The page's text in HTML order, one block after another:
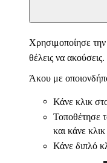
Χρησιμοποίησε την
θέλεις να ακούσεις.
Άκου με
Κάνε κλικ
Τοποθέτησε
και κάνε
Κάνε διπλό